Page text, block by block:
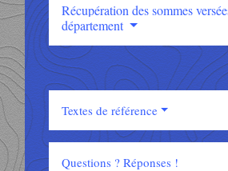
Récupération des sommes
département
Textes de référence
Questions ? Réponses !